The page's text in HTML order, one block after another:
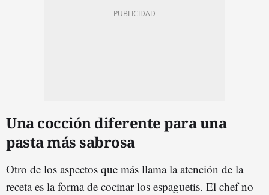
Una cocción diferente para una
pasta más sabrosa
Otro de los aspectos que más llama la atención de la
receta es la forma de cocinar los espaguetis. El chef no